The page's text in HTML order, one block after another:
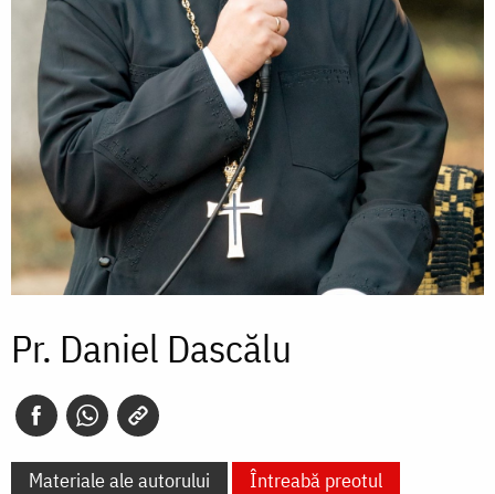
Pr. Daniel Dascălu
Materiale ale autorului
Întreabă preotul